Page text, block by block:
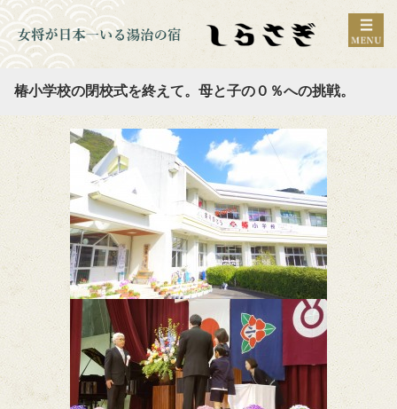
椿小学校の閉校式を終えて。母と子の０％への挑戦。